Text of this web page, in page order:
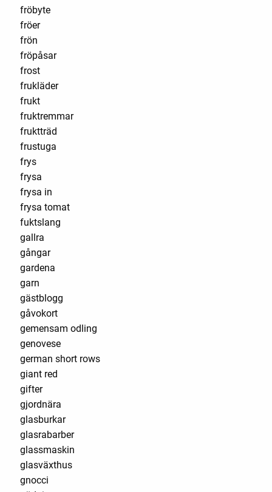
fröbyte
fröer
frön
fröpåsar
frost
frukläder
frukt
fruktremmar
fruktträd
frustuga
frys
frysa
frysa in
frysa tomat
fuktslang
gallra
gångar
gardena
garn
gästblogg
gåvokort
gemensam odling
genovese
german short rows
giant red
gifter
gjordnära
glasburkar
glasrabarber
glassmaskin
glasväxthus
gnocci